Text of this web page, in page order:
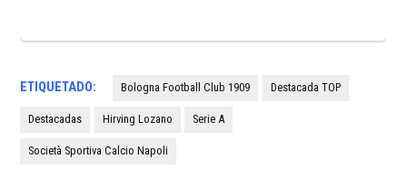
ETIQUETADO: Bologna Football Club 1909 Destacada TOP
Destacadas Hirving Lozano Serie A
Società Sportiva Calcio Napoli